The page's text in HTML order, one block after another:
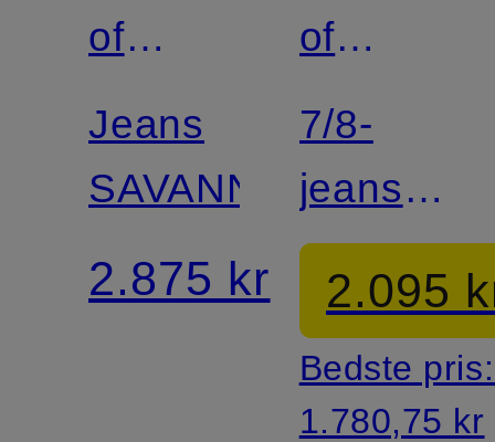
of
HUMANITY
Jeans
SAVANNAH
2.875 kr
of
7/8-
jeans
ISOLA
2.095
Bedste
1.780,75 kr